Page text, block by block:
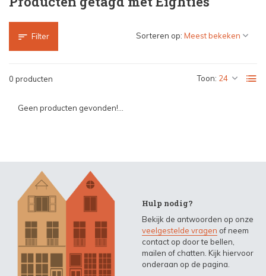
Filter
0 producten Toon:
Sorteren op:
Geen producten gevonden!...
Hulp nodig?
Bekijk de antwoorden op onze
veelgestelde vragen of neem
contact op door te bellen,
mailen of chatten. Kijk hiervoor
onderaan op de pagina.